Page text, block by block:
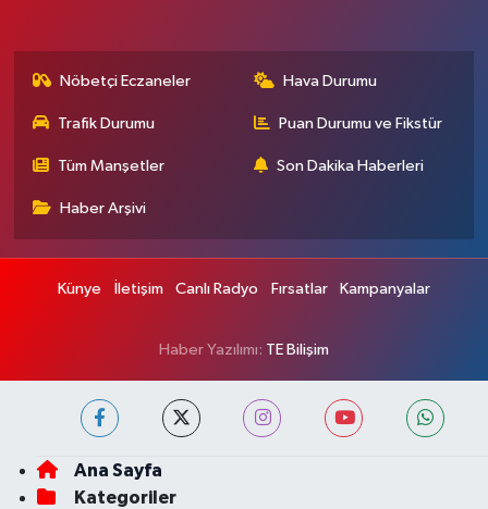
Nöbetçi Eczaneler Hava Durumu
Trafik Durumu Puan Durumu ve Fikstür
Tüm Manşetler Son Dakika Haberleri
Haber Arşivi
Künye İletişim Canlı Radyo Fırsatlar Kampanyalar
Haber Yazılımı: TE Bilişim
Ana Sayfa
Kategoriler